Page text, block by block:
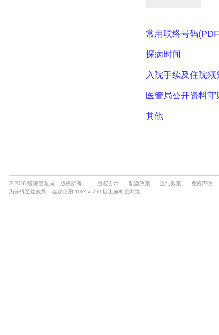
© 2026 醫院管理局 版权所有 版权告示 私隐政策 连结政策
免责声明
为获得至佳效果，建议使用 1024 x 768 以上解析度浏览